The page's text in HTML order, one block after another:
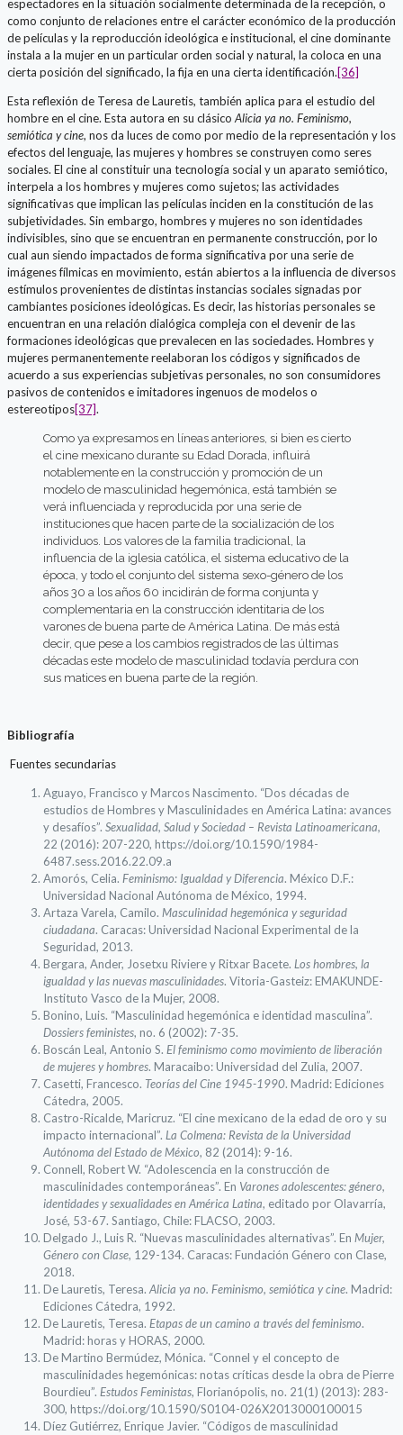
espectadores en la situación socialmente determinada de la recepción, o
como conjunto de relaciones entre el carácter económico de la producción
de películas y la reproducción ideológica e institucional, el cine dominante
instala a la mujer en un particular orden social y natural, la coloca en una
cierta posición del significado, la fija en una cierta identificación.[36]
Esta reflexión de Teresa de Lauretis, también aplica para el estudio del
hombre en el cine. Esta autora en su clásico Alicia ya no. Feminismo,
semiótica y cine, nos da luces de como por medio de la representación y los
efectos del lenguaje, las mujeres y hombres se construyen como seres
sociales. El cine al constituir una tecnología social y un aparato semiótico,
interpela a los hombres y mujeres como sujetos; las actividades
significativas que implican las películas inciden en la constitución de las
subjetividades. Sin embargo, hombres y mujeres no son identidades
indivisibles, sino que se encuentran en permanente construcción, por lo
cual aun siendo impactados de forma significativa por una serie de
imágenes fílmicas en movimiento, están abiertos a la influencia de diversos
estímulos provenientes de distintas instancias sociales signadas por
cambiantes posiciones ideológicas. Es decir, las historias personales se
encuentran en una relación dialógica compleja con el devenir de las
formaciones ideológicas que prevalecen en las sociedades. Hombres y
mujeres permanentemente reelaboran los códigos y significados de
acuerdo a sus experiencias subjetivas personales, no son consumidores
pasivos de contenidos e imitadores ingenuos de modelos o
estereotipos[37].
Como ya expresamos en líneas anteriores, si bien es cierto
el cine mexicano durante su Edad Dorada, influirá
notablemente en la construcción y promoción de un
modelo de masculinidad hegemónica, está también se
verá influenciada y reproducida por una serie de
instituciones que hacen parte de la socialización de los
individuos. Los valores de la familia tradicional, la
influencia de la iglesia católica, el sistema educativo de la
época, y todo el conjunto del sistema sexo-género de los
años 30 a los años 60 incidirán de forma conjunta y
complementaria en la construcción identitaria de los
varones de buena parte de América Latina. De más está
decir, que pese a los cambios registrados de las últimas
décadas este modelo de masculinidad todavía perdura con
sus matices en buena parte de la región.
Bibliografía
Fuentes secundarias
Aguayo, Francisco y Marcos Nascimento. “Dos décadas de
estudios de Hombres y Masculinidades en América Latina: avances
y desafíos”. Sexualidad, Salud y Sociedad – Revista Latinoamericana,
22 (2016): 207-220, https://doi.org/10.1590/1984-
6487.sess.2016.22.09.a
Amorós, Celia. Feminismo: Igualdad y Diferencia. México D.F.:
Universidad Nacional Autónoma de México, 1994.
Artaza Varela, Camilo. Masculinidad hegemónica y seguridad
ciudadana. Caracas: Universidad Nacional Experimental de la
Seguridad, 2013.
Bergara, Ander, Josetxu Riviere y Ritxar Bacete. Los hombres, la
igualdad y las nuevas masculinidades. Vitoria-Gasteiz: EMAKUNDE-
Instituto Vasco de la Mujer, 2008.
Bonino, Luis. “Masculinidad hegemónica e identidad masculina”.
Dossiers feministes, no. 6 (2002): 7-35.
Boscán Leal, Antonio S. El feminismo como movimiento de liberación
de mujeres y hombres. Maracaibo: Universidad del Zulia, 2007.
Casetti, Francesco. Teorías del Cine 1945-1990. Madrid: Ediciones
Cátedra, 2005.
Castro-Ricalde, Maricruz. “El cine mexicano de la edad de oro y su
impacto internacional”. La Colmena: Revista de la Universidad
Autónoma del Estado de México, 82 (2014): 9-16.
Connell, Robert W. “Adolescencia en la construcción de
masculinidades contemporáneas”. En Varones adolescentes: género,
identidades y sexualidades en América Latina, editado por Olavarría,
José, 53-67. Santiago, Chile: FLACSO, 2003.
Delgado J., Luis R. “Nuevas masculinidades alternativas”. En Mujer,
Género con Clase, 129-134. Caracas: Fundación Género con Clase,
2018.
De Lauretis, Teresa. Alicia ya no. Feminismo, semiótica y cine. Madrid:
Ediciones Cátedra, 1992.
De Lauretis, Teresa. Etapas de un camino a través del feminismo.
Madrid: horas y HORAS, 2000.
De Martino Bermúdez, Mónica. “Connel y el concepto de
masculinidades hegemónicas: notas críticas desde la obra de Pierre
Bourdieu”. Estudos Feministas, Florianópolis, no. 21(1) (2013): 283-
300, https://doi.org/10.1590/S0104-026X2013000100015
Díez Gutiérrez, Enrique Javier. “Códigos de masculinidad